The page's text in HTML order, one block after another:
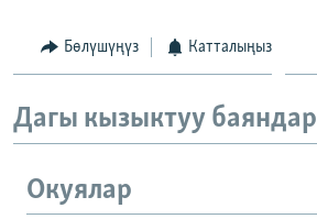
Бөлүшүңүз Катталыңыз
Дагы кызыктуу баяндар
Окуялар